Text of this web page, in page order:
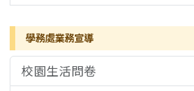
學務處業務宣導
校園生活問卷